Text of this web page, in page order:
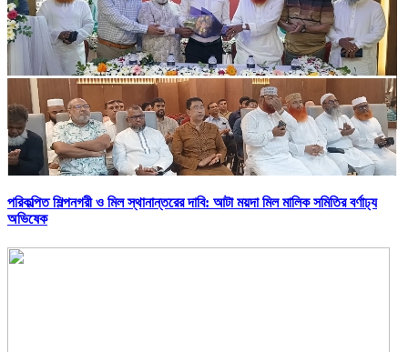
পরিকল্পিত শিল্পনগরী ও মিল স্থানান্তরের দাবি: আটা ময়দা মিল মালিক সমিতির বর্ণাঢ্য
অভিষেক